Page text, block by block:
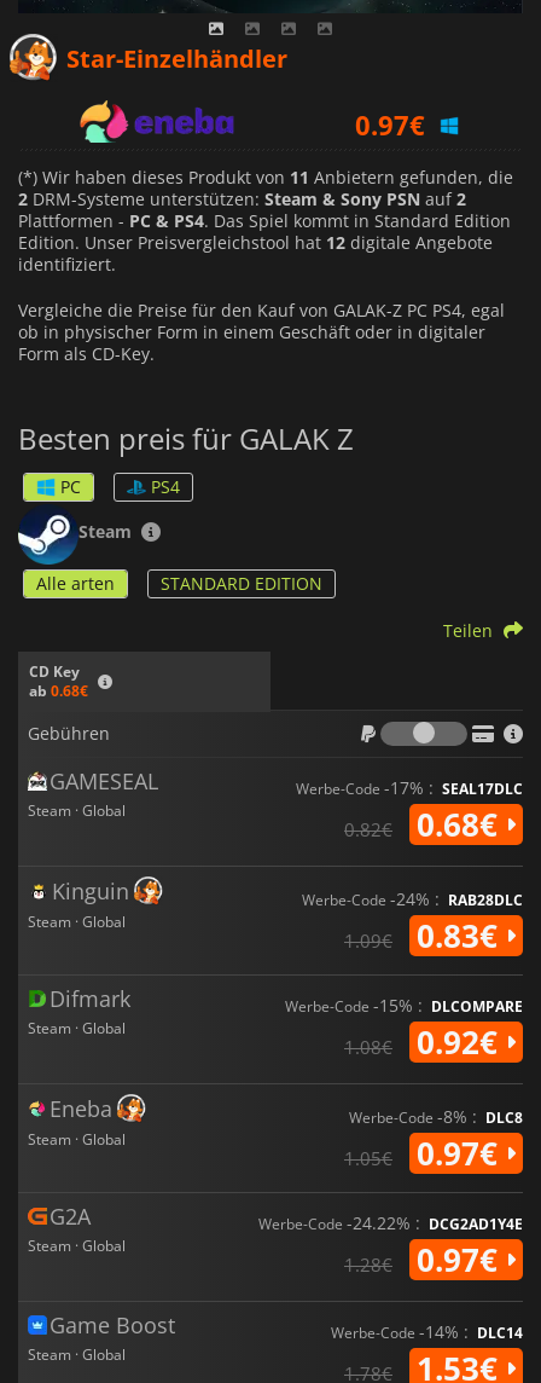
Star-Einzelhändler
0.97€
2.79€
(*) Wir haben dieses Produkt von 11 Anbietern gefunden, die
2 DRM-Systeme unterstützen: Steam & Sony PSN auf2
Plattformen - PC & PS4. Das Spiel kommt in Standard Edition
Edition. Unser Preisvergleichstool hat 12 digitale Angebote
identifiziert.
Vergleiche die Preise für den Kauf von GALAK-Z PC PS4, egal
ob in physischer Form in einem Geschäft oder in digitaler
Form als CD-Key.
Besten preis für GALAK Z
PC
PS4
Steam
Alle arten STANDARD EDITION
CD Key
ab 0.68€
Teilen
Gebühren
GAMESEAL
Steam · Global
Werbe-Code -17% : SEAL17DLC
0.82€ 0.68€
Kinguin
Steam · Global
Werbe-Code -24% : RAB28DLC
1.09€ 0.83€
Difmark
Steam · Global
Werbe-Code -15% : DLCOMPARE
1.08€ 0.92€
Eneba
Steam · Global
Werbe-Code -8% : DLC8
1.05€ 0.97€
G2A
Steam · Global
Werbe-Code -24.22% : DCG2AD1Y4E
1.28€ 0.97€
Game Boost
Steam · Global
Werbe-Code -14% : DLC14
1.78€ 1.53€